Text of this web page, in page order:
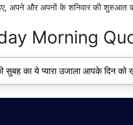
अपने और अपनों के शनिवार की शुरुआत
Morning
सुबह का ये प्यारा उजाला आपके दिन को